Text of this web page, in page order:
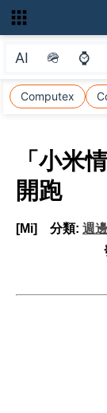
AI 🪖 ⌚
Computex
「小米
開跑
[Mi] 分類: 週邊